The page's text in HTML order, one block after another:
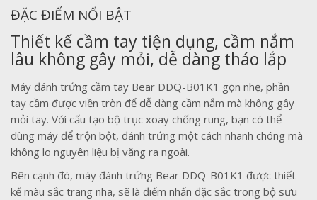
ĐẶC ĐIỂM NỔI BẬT
Thiết kế cầm tay tiện dụng, cầm nắm
lâu không gây mỏi, dễ dàng tháo lắp
Máy đánh trứng cầm tay Bear DDQ-B01K1 gọn nhẹ, phần
tay cầm được viền tròn để dễ dàng cầm nắm mà không gây
mỏi tay. Với cấu tạo bộ trục xoay chống rung, bạn có thể
dùng máy để trộn bột, đánh trứng một cách nhanh chóng mà
không lo nguyên liệu bị văng ra ngoài.
Bên cạnh đó, máy đánh trứng Bear DDQ-B01K1 được thiết
kế màu sắc trang nhã, sẽ là điểm nhấn đặc sắc trong bộ sưu